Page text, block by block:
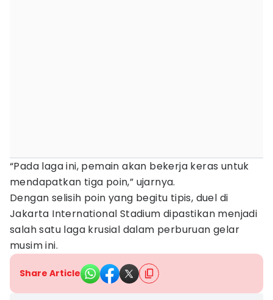
“Pada laga ini, pemain akan bekerja keras untuk
mendapatkan tiga poin,” ujarnya.
Dengan selisih poin yang begitu tipis, duel di
Jakarta International Stadium dipastikan menjadi
salah satu laga krusial dalam perburuan gelar
musim ini.
Share Article